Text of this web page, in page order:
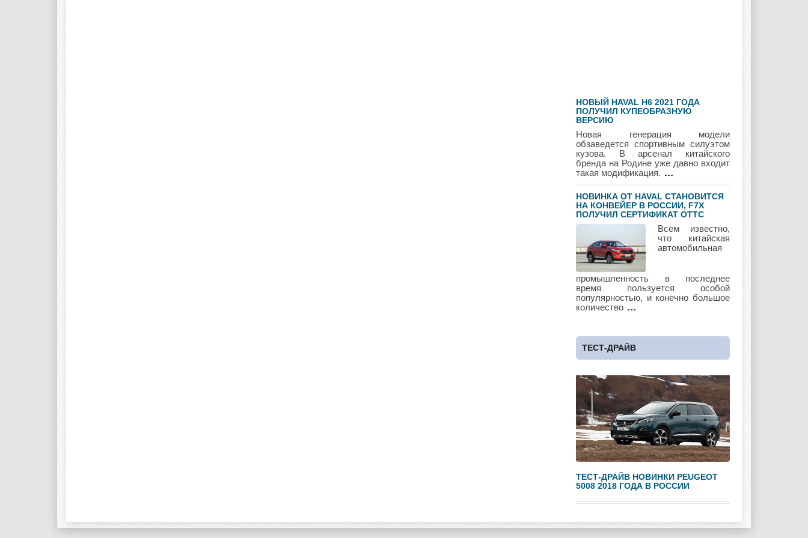
Jaguar Jeep
Lada Lamborghini Lancia
Land Rover Lifan Lexus
Lotus Lincoln
Mercury Mini Mitsubishi
Nissan Opel Pagani
Peugeot Pontiac
НОВЫЙ HAVAL H6 2021 ГОДА
ПОЛУЧИЛ КУПЕОБРАЗНУЮ
ВЕРСИЮ
Новая генерация модели
обзаведется спортивным силуэтом
кузова. В арсенал китайского
бренда на Родине уже давно входит
такая модификация.
НОВИНКА ОТ HAVAL СТАНОВИТСЯ
НА КОНВЕЙЕР В РОССИИ, F7Х
ПОЛУЧИЛ СЕРТИФИКАТ ОТТС
Всем известно,
что китайская
автомобильная
промышленность в последнее
время пользуется особой
популярностью, и конечно большое
количество
ТЕСТ-ДРАЙВ
ТЕСТ-ДРАЙВ НОВИНКИ PEUGEOT
5008 2018 ГОДА В РОССИИ